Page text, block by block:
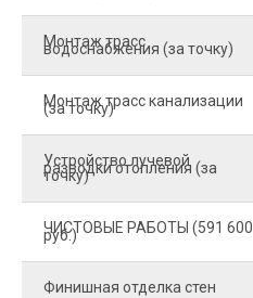
Монтаж трасс
водоснабжения (за точку)
Монтаж трасс канализации
(за точку)
Устройство лучевой
разводки отопления (за
точку)
ЧИСТОВЫЕ РАБОТЫ (591 600
руб.)
Финишная отделка стен